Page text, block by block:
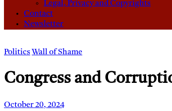
Legal, Privacy and Copyrights
Contact
Newsletter
Politics Wall of Shame
Congress and
October 20, 2024